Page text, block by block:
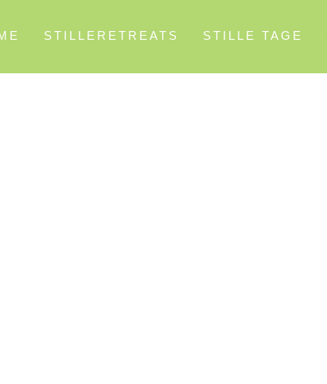
STILLERETREATS STILLE TAGE